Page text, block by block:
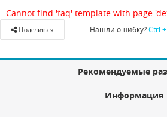
Cannot find 'faq' template with page
Поделиться Нашли ошибку?Ctrl
Рекомендуемые
Информация